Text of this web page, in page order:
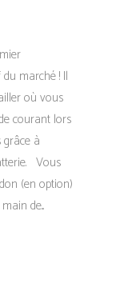
marché ! Il
où vous
courant lors
à
Vous
(en option)
de...